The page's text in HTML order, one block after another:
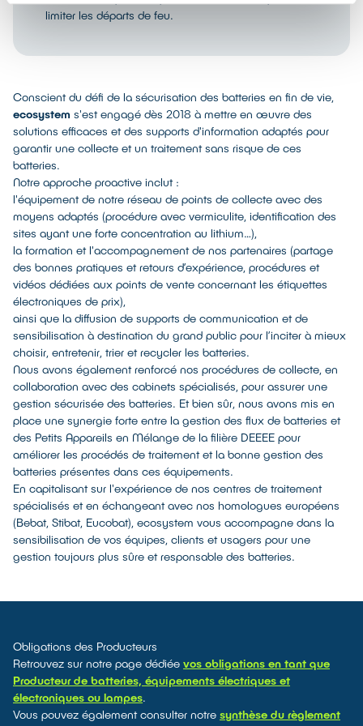
limiter les départs de feu.
Conscient du défi de la sécurisation des batteries en fin de vie,
ecosystem s'est engagé dès 2018 à mettre en œuvre des
solutions efficaces et des supports d'information adaptés pour
garantir une collecte et un traitement sans risque de ces
batteries.
Notre approche proactive inclut :
l'équipement de notre réseau de points de collecte avec des
moyens adaptés (procédure avec vermiculite, identification des
sites ayant une forte concentration au lithium…),
la formation et l'accompagnement de nos partenaires (partage
des bonnes pratiques et retours d’expérience, procédures et
vidéos dédiées aux points de vente concernant les étiquettes
électroniques de prix),
ainsi que la diffusion de supports de communication et de
sensibilisation à destination du grand public pour l’inciter à mieux
choisir, entretenir, trier et recycler les batteries.
Nous avons également renforcé nos procédures de collecte, en
collaboration avec des cabinets spécialisés, pour assurer une
gestion sécurisée des batteries. Et bien sûr, nous avons mis en
place une synergie forte entre la gestion des flux de batteries et
des Petits Appareils en Mélange de la filière DEEEE pour
améliorer les procédés de traitement et la bonne gestion des
batteries présentes dans ces équipements.
En capitalisant sur l'expérience de nos centres de traitement
spécialisés et en échangeant avec nos homologues européens
(Bebat, Stibat, Eucobat), ecosystem vous accompagne dans la
sensibilisation de vos équipes, clients et usagers pour une
gestion toujours plus sûre et responsable des batteries.
Obligations des Producteurs
Retrouvez sur notre page dédiée vos obligations en tant que
Producteur de batteries, équipements électriques et
électroniques ou lampes.
Vous pouvez également consulter notre synthèse du règlement